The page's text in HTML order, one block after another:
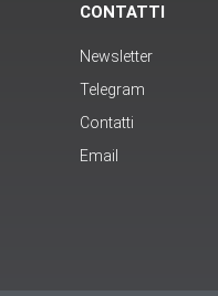
CONTATTI
Newsletter
Telegram
Contatti
Email